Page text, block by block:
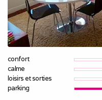
confort
calme
loisirs et sorties
parking